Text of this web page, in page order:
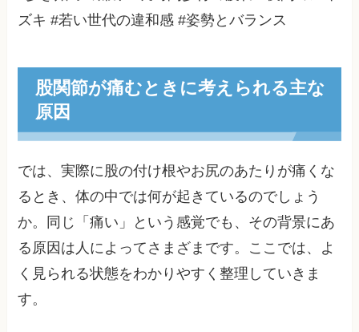
ズキ #若い世代の違和感 #姿勢とバランス
股関節が痛むときに考えられる主な
原因
では、実際に股の付け根やお尻のあたりが痛くな
るとき、体の中では何が起きているのでしょう
か。同じ「痛い」という感覚でも、その背景にあ
る原因は人によってさまざまです。ここでは、よ
く見られる状態をわかりやすく整理していきま
す。